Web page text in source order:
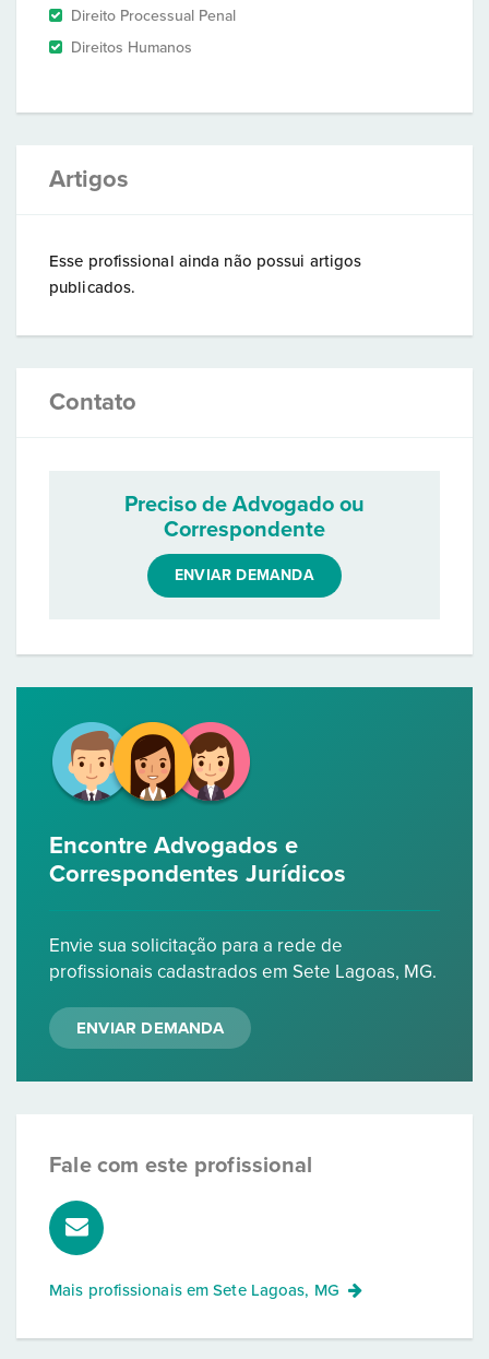
Direito Processual Penal
Direitos Humanos
Artigos
Esse profissional ainda não possui artigos
publicados.
Contato
Preciso de Advogado ou
Correspondente
ENVIAR DEMANDA
Encontre Advogados e
Correspondentes Jurídicos
Envie sua solicitação para a rede de
profissionais cadastrados em Sete Lagoas, MG.
ENVIAR DEMANDA
Fale com este profissional
Mais profissionais emSete Lagoas, MG